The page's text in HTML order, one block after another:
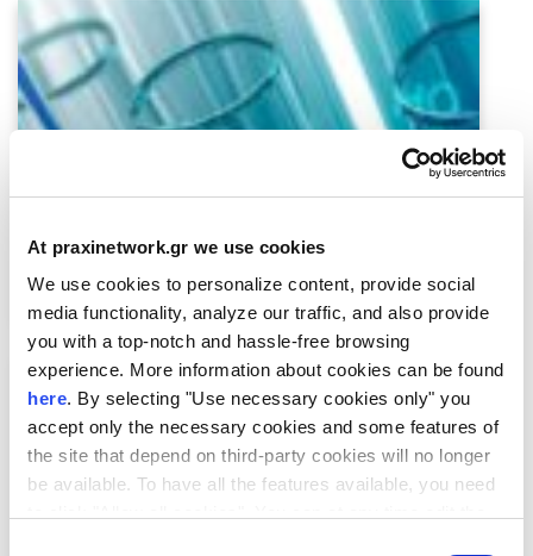
At praxinetwork.gr we use cookies
We use cookies to personalize content, provide social
media functionality, analyze our traffic, and also provide
you with a top-notch and hassle-free browsing
experience. More information about cookies can be found
here. By selecting "Use necessary cookies only" you
accept only the necessary cookies and some features of
the site that depend on third-party cookies will no longer
be available. To have all the features available, you need